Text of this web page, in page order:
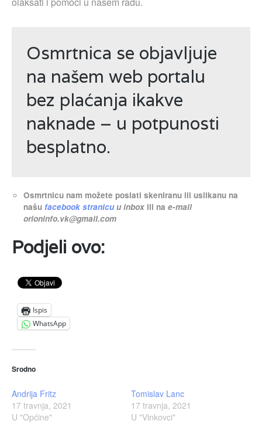
Osmrtnica se objavljuje
na našem web portalu
bez plaćanja ikakve
naknade – u potpunosti
besplatno.
Osmrtnicu nam možete poslati skeniranu ili uslikanu na
našufacebook stranicuu inbox ili nae-mail
orioninfo.vk@gmail.com
Podjeli ovo:
Ispis
WhatsApp
Srodno
Andrija Fritz
17 travnja, 2021
U "Općine"
Tomislav Lanc
17 travnja, 2021
U "Vinkovci"